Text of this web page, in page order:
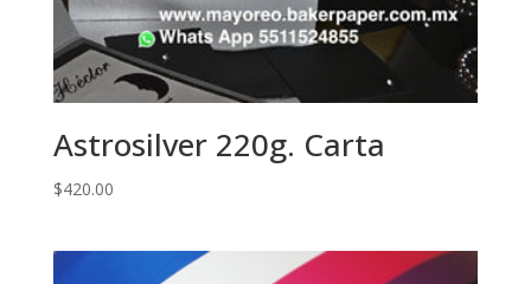
Astrosilver 220g. Carta
$420.00